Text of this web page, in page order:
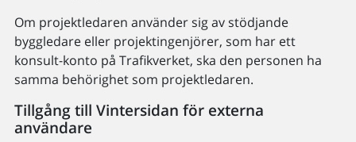
Om projektledaren använder sig av stödjande
byggledare eller projektingenjörer, som har ett
konsult-konto på Trafikverket, ska den personen ha
samma behörighet som projektledaren.
Tillgång till Vintersidan för externa
användare